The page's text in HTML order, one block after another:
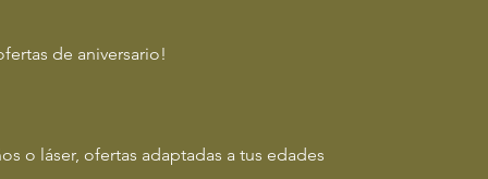
de aniversario!
o láser, ofertas adaptadas a tus edades